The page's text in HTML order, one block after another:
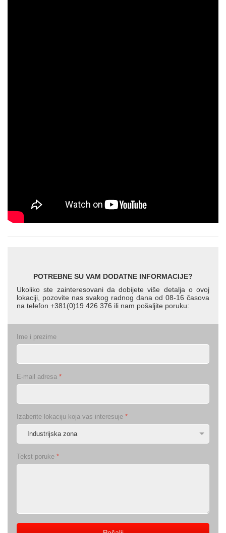
POTREBNE SU VAM DODATNE INFORMACIJE?
Ukoliko ste zainteresovani da dobijete više detalja o ovoj
lokaciji, pozovite nas svakog radnog dana od 08-16 časova
na telefon +381(0)19 426 376 ili nam pošaljite poruku:
Ime i prezime
E-mail adresa *
Izaberite lokaciju koja vas interesuje *
Tekst poruke *